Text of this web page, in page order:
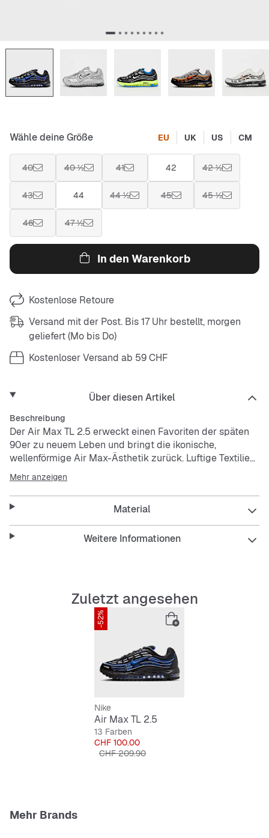
Wähle deine Größe EU UK US CM
40 40 ½ 41 42 42 ½
43 44 44 ½ 45 45 ½
46 47 ½
In den Warenkorb
Kostenlose Retoure
Versand mit der Post. Bis 17 Uhr bestellt, morgen
geliefert (Mo bis Do)
Kostenloser Versand ab 59 CHF
Über diesen Artikel
Beschreibung
Der Air Max TL 2.5 erweckt einen Favoriten der späten
90er zu neuem Leben und bringt die ikonische,
wellenförmige Air Max-Ästhetik zurück. Luftige Textilien
verschmilzen mit geschmeidigem Kunstleder für ein
klares Finish und die durchgehende Max Air-Dämpfung
sorgt bei jedem Schritt für ein federndes Tragegefühl.
Das Obermaterial kombiniert Mesh mit Echtleder und
Kunstleder, um Atmungsaktivität und Strapazierfähigkeit
Mehr anzeigen
Material
Weitere Informationen
Zuletzt angesehen
-52%
Nike
Air Max TL 2.5
13 Farben
Preis
CHF 100.00
Originalpreis
CHF 209.90
Mehr Brands